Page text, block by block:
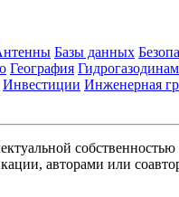
Базы данных
География
Инвестиции Инженерная
авторами или